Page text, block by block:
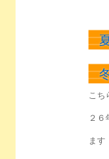
こち
２６
ます